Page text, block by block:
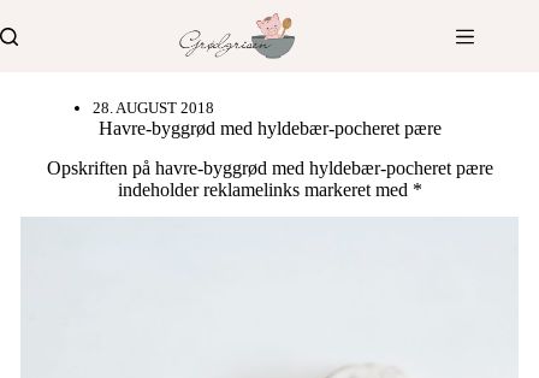
til
indhold
28. AUGUST 2018
Havre-byggrød med hyldebær-pocheret pære
Opskriften på havre-byggrød med hyldebær-pocheret pære
indeholder reklamelinks markeret med *